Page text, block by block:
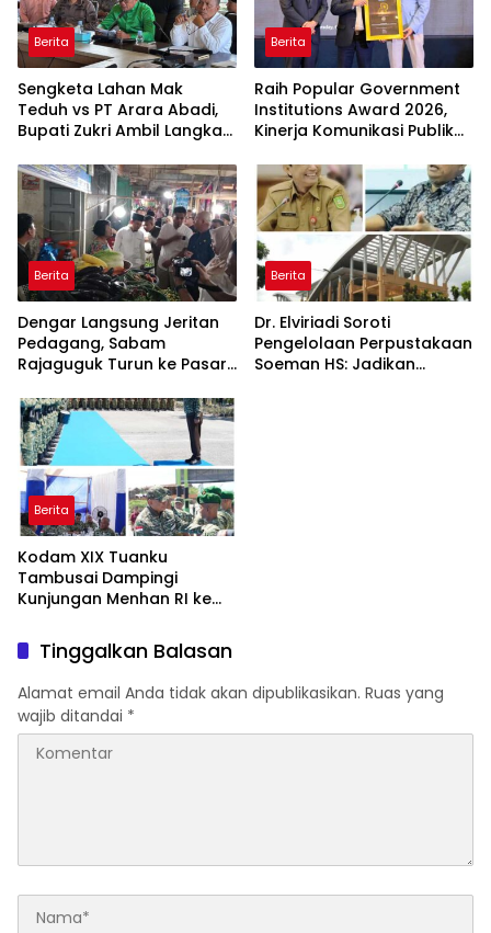
Berita
Sengketa Lahan Mak
Teduh vs PT Arara Abadi,
Bupati Zukri Ambil Langkah
Berita
Raih Popular Government
Institutions Award 2026,
Kinerja Komunikasi Publik
Kembali Diakui
Berita
Dengar Langsung Jeritan
Pedagang, Sabam
Rajaguguk Turun ke Pasar
Berita
Dr. Elviriadi Soroti
Pengelolaan Perpustakaan
Soeman HS: Jadikan
Berita
Kodam XIX Tuanku
Tambusai Dampingi
Kunjungan Menhan RI ke
Perkuat Pembangunan
Satuan
Tinggalkan Balasan
Alamat email Anda tidak akan dipublikasikan. Ruas yang
wajib ditandai *